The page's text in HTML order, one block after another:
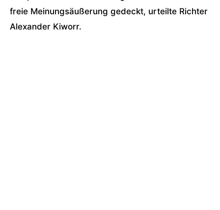
freie Meinungsäußerung gedeckt, urteilte Richter
Alexander Kiworr.